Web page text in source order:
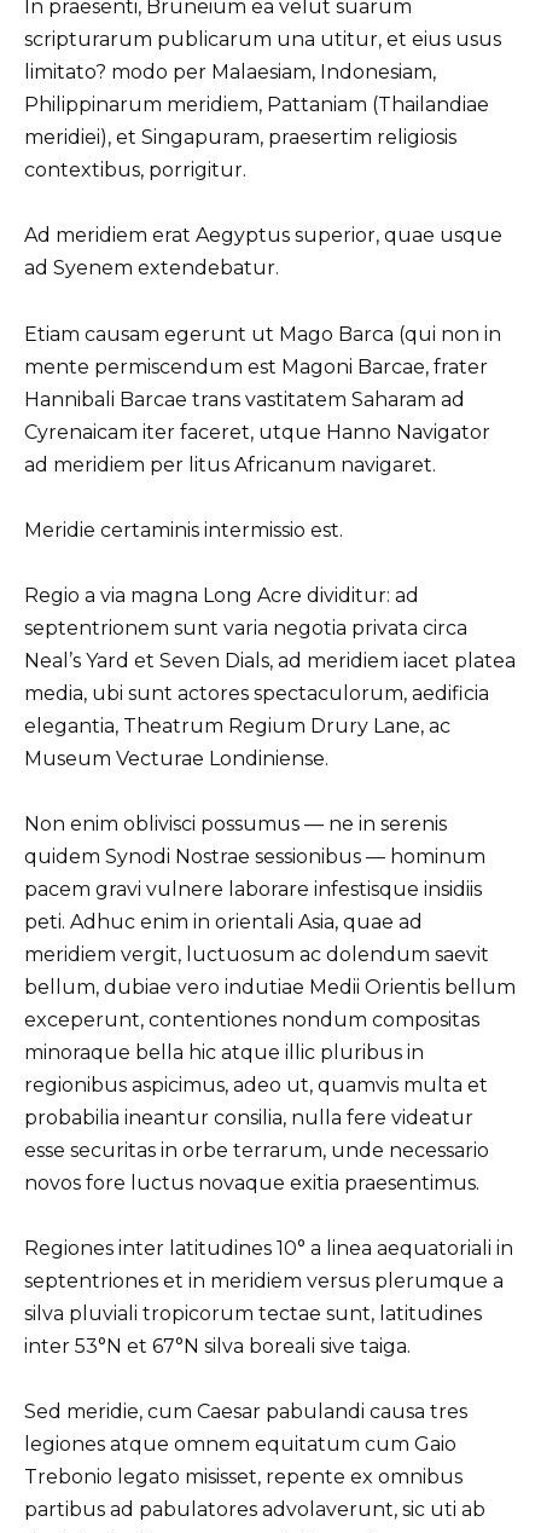
In praesenti, Bruneium ea velut suarum
scripturarum publicarum una utitur, et eius usus
limitato? modo per Malaesiam, Indonesiam,
Philippinarum meridiem, Pattaniam (Thailandiae
meridiei), et Singapuram, praesertim religiosis
contextibus, porrigitur.
Ad meridiem erat Aegyptus superior, quae usque
ad Syenem extendebatur.
Etiam causam egerunt ut Mago Barca (qui non in
mente permiscendum est Magoni Barcae, frater
Hannibali Barcae trans vastitatem Saharam ad
Cyrenaicam iter faceret, utque Hanno Navigator
ad meridiem per litus Africanum navigaret.
Meridie certaminis intermissio est.
Regio a via magna Long Acre dividitur: ad
septentrionem sunt varia negotia privata circa
Neal’s Yard et Seven Dials, ad meridiem iacet platea
media, ubi sunt actores spectaculorum, aedificia
elegantia, Theatrum Regium Drury Lane, ac
Museum Vecturae Londiniense.
Non enim oblivisci possumus — ne in serenis
quidem Synodi Nostrae sessionibus — hominum
pacem gravi vulnere laborare infestisque insidiis
peti. Adhuc enim in orientali Asia, quae ad
meridiem vergit, luctuosum ac dolendum saevit
bellum, dubiae vero indutiae Medii Orientis bellum
exceperunt, contentiones nondum compositas
minoraque bella hic atque illic pluribus in
regionibus aspicimus, adeo ut, quamvis multa et
probabilia ineantur consilia, nulla fere videatur
esse securitas in orbe terrarum, unde necessario
novos fore luctus novaque exitia praesentimus.
Regiones inter latitudines 10° a linea aequatoriali in
septentriones et in meridiem versus plerumque a
silva pluviali tropicorum tectae sunt, latitudines
inter 53°N et 67°N silva boreali sive taiga.
Sed meridie, cum Caesar pabulandi causa tres
legiones atque omnem equitatum cum Gaio
Trebonio legato misisset, repente ex omnibus
partibus ad pabulatores advolaverunt, sic uti ab